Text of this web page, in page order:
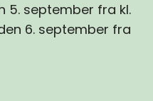
5. september fra kl.
6. september fra